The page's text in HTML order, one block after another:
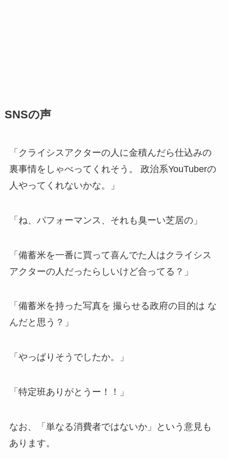
SNSの声
「クライシスアクターの人に金積んだら仕込みの
裏事情をしゃべってくれそう。 政治系YouTuberの
人やってくれないかな。」
「ね、パフォーマンス、それも臭ーい芝居の」
「備蓄米を一番に買って喜んでた人はクライシス
アクターの人だったらしいけど合ってる？」
「備蓄米を持った写真を 撮らせる政府の目的は な
んだと思う？」
「やっぱりそうでしたか。」
「特定班ありがとうー！！」
なお、「単なる消費者ではないか」という意見も
あります。